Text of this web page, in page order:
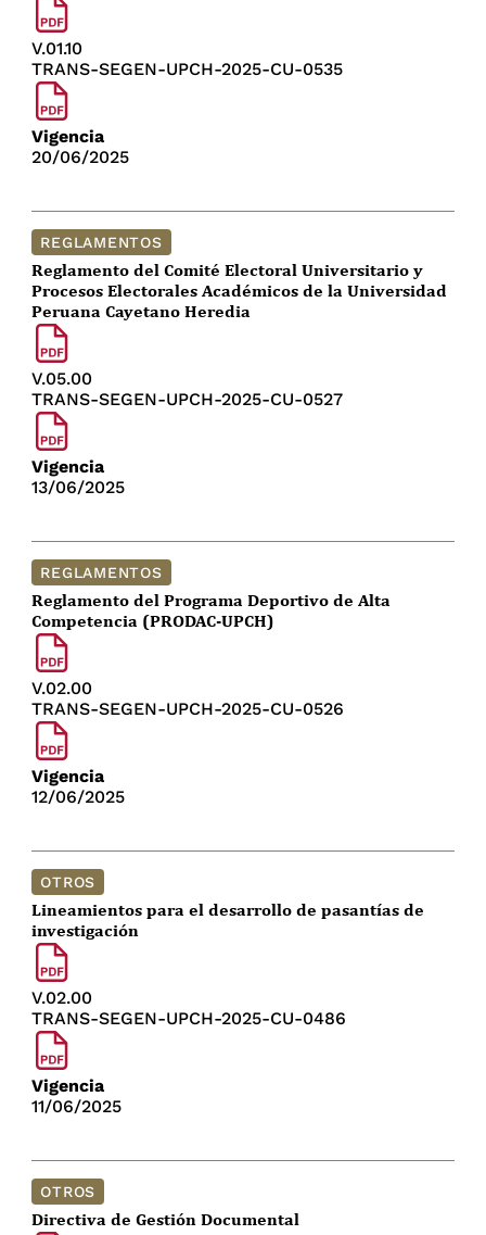
V.01.10
TRANS-SEGEN-UPCH-2025-CU-0535
Vigencia
20/06/2025
REGLAMENTOS
Reglamento del Comité Electoral Universitario y
Procesos Electorales Académicos de la Universidad
Peruana Cayetano Heredia
V.05.00
TRANS-SEGEN-UPCH-2025-CU-0527
Vigencia
13/06/2025
REGLAMENTOS
Reglamento del Programa Deportivo de Alta
Competencia (PRODAC-UPCH)
V.02.00
TRANS-SEGEN-UPCH-2025-CU-0526
Vigencia
12/06/2025
OTROS
Lineamientos para el desarrollo de pasantías de
investigación
V.02.00
TRANS-SEGEN-UPCH-2025-CU-0486
Vigencia
11/06/2025
OTROS
Directiva de Gestión Documental